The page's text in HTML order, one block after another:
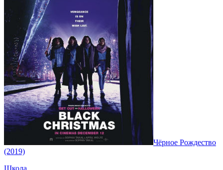
Чёрное Рождество
(2019)
Школа